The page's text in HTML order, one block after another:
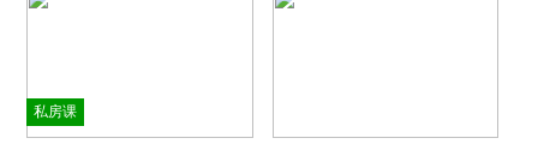
私房课